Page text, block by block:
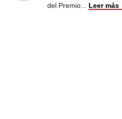
del Premio
Leer más